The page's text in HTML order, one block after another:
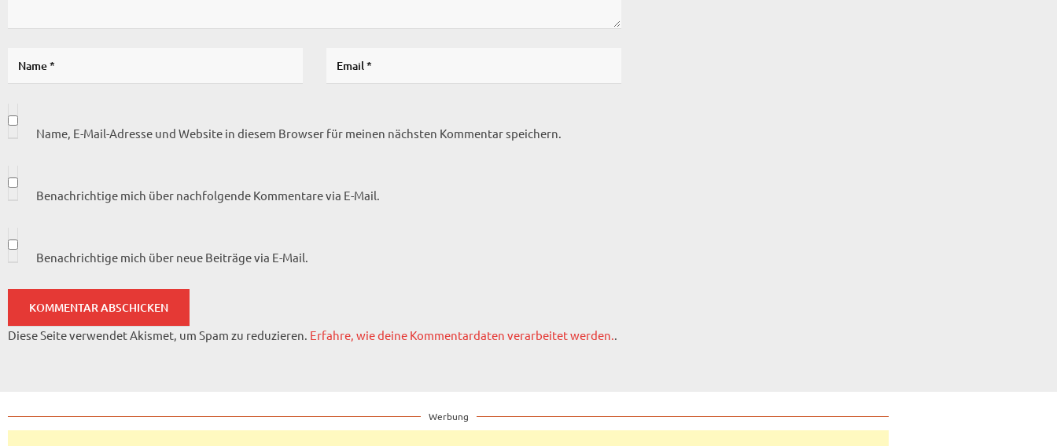
Name, E-Mail-Adresse und Website in diesem Browser für meinen nächsten Kommentar speichern.
Benachrichtige mich über nachfolgende Kommentare via E-Mail.
Benachrichtige mich über neue Beiträge via E-Mail.
Diese Seite verwendet Akismet, um Spam zu reduzieren. Erfahre, wie deine Kommentardaten verarbeitet werden..
Werbung